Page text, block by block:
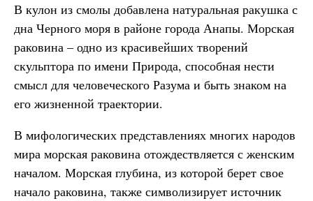
В кулон из смолы добавлена натуральная ракушка с
дна Черного моря в районе города Анапы. Морская
раковина – одно из красивейших творений
скульптора по имени Природа, способная нести
смысл для человеческого Разума и быть знаком на
его жизненной траектории.
В мифологических представлениях многих народов
мира морская раковина отождествляется с женским
началом. Морская глубина, из которой берет свое
начало раковина, также символизирует источник